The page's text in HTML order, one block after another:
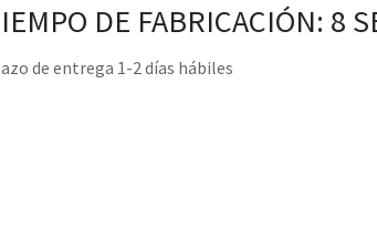
DE FABRICACIÓN: 8
de entrega 1-2 días hábiles